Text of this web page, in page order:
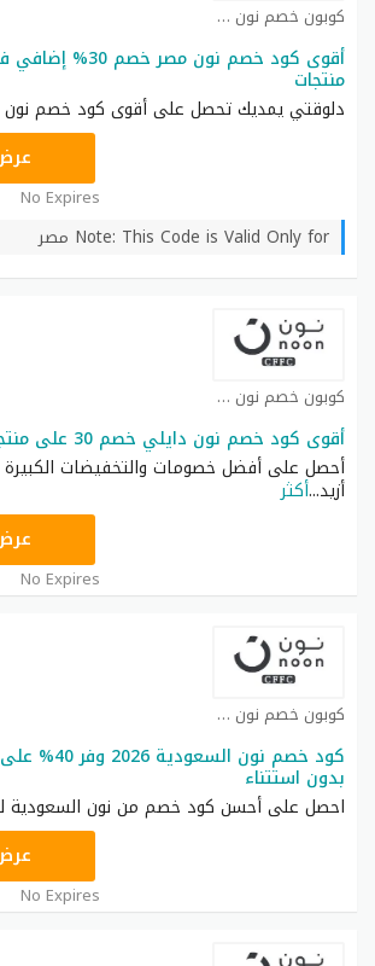
كوبون خصم نون كوبون
أقوى كود خصم نون مصر
منتجات
دلوقتي يمديك تحصل على أقوى كود خصم
AB473
No Expires
Note: This Code is Valid Only for مصر
كوبون خصم نون كوبون
أقوى كود خصم نون دايلي خصم 30 على منتجات البقالة وغيرها
أحصل على أفضل خصومات والتخفيضات
أزيد...أكثر
No Expires
كوبون خصم نون كوبون
كود خصم نون
بدون استتناء
احصل على أحسن كود خصم من نون السعودية لعام
RRF24
No Expires